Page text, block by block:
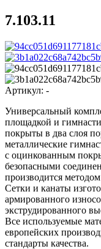
7.103.11
Артикул: -
Универсальный
площадкой и
покрыты в два слоя
металлические
с оцинкованным
безопасными
производится
Сетки и канаты
армированного
экструдированного
Все используемые
европейских
стандарты качества.